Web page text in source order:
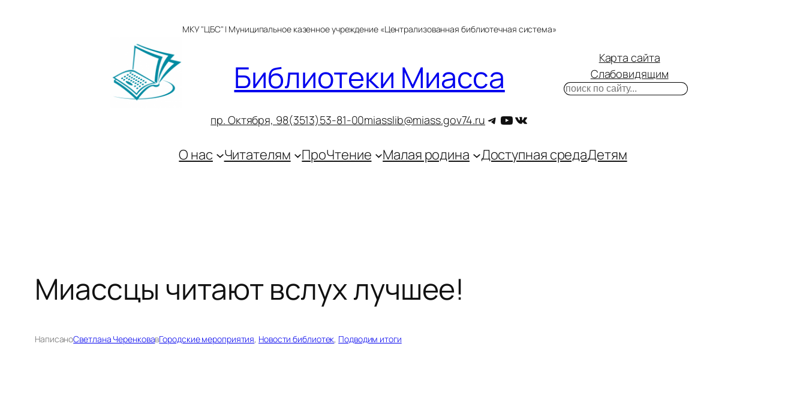
МКУ "ЦБС" | Муниципальное казенное учреждение «Централизованная библиотечная система»
Библиотеки Миасса
пр. Октября, 98(3513)53-81-00miasslib@miass.gov74.ru Telegram
YouTube
ВКонтакте
Карта сайта
Слабовидящим
Поиск
О нас Читателям ПроЧтение Малая родина Доступная средаДетям
Миассцы читают вслух лучшее!
НаписаноСветлана ЧеренковавГородские мероприятия, Новости библиотек, Подводим итоги